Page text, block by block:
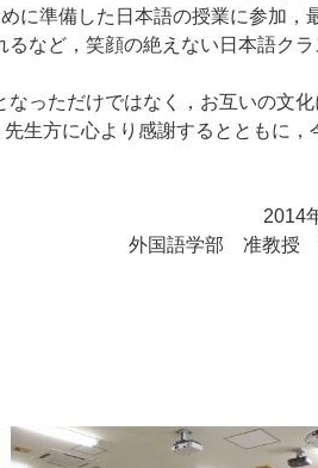
に準備した日本語の授業に参加，
など，笑顔の絶えない日本語クラ
っただけではなく，お互いの文化
生方に心より感謝するとともに，
2014
外国語学部 准教